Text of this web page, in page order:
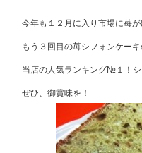
今年も１２月に入り市場に苺が
もう３回目の苺シフォンケーキ
当店の人気ランキング№１！
ぜひ、御賞味を！